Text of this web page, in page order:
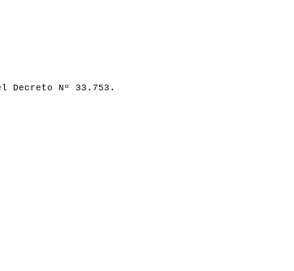
Decreto Nº 33.753.